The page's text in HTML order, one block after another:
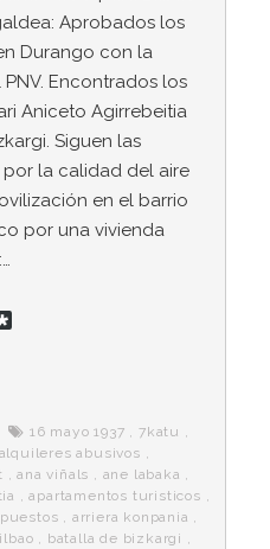
Aprobados los
Durango con la
Encontrados los
Aniceto Agirrebeitia
Siguen las
la calidad del aire
en el barrio
por una vivienda
r
a
16 mayo 1937 ,7katu
alquileres abusivos
,ana viñals ane labaka
,apartamentos turisticos
arriera konpania
batalla de bizkargi